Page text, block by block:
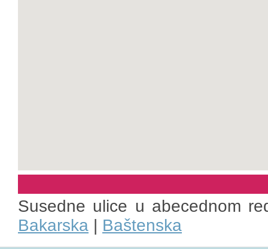
Susedne ulice u abecednom
Bakarska | Baštenska